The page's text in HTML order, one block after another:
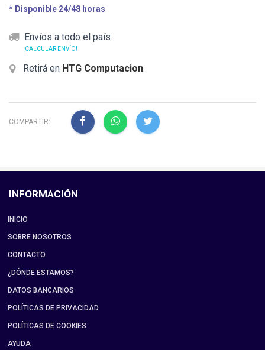
* Disponible 24/48 horas
Envíos a todo el país
¡CALCULAR ENVÍO!
Retirá en HTG Computacion.
COMPARTIR:
INFORMACIÓN
INICIO
SOBRE NOSOTROS
CONTACTO
¿DÓNDE ESTAMOS?
DATOS BANCARIOS
POLÍTICAS DE PRIVACIDAD
POLÍTICAS DE COOKIES
AYUDA